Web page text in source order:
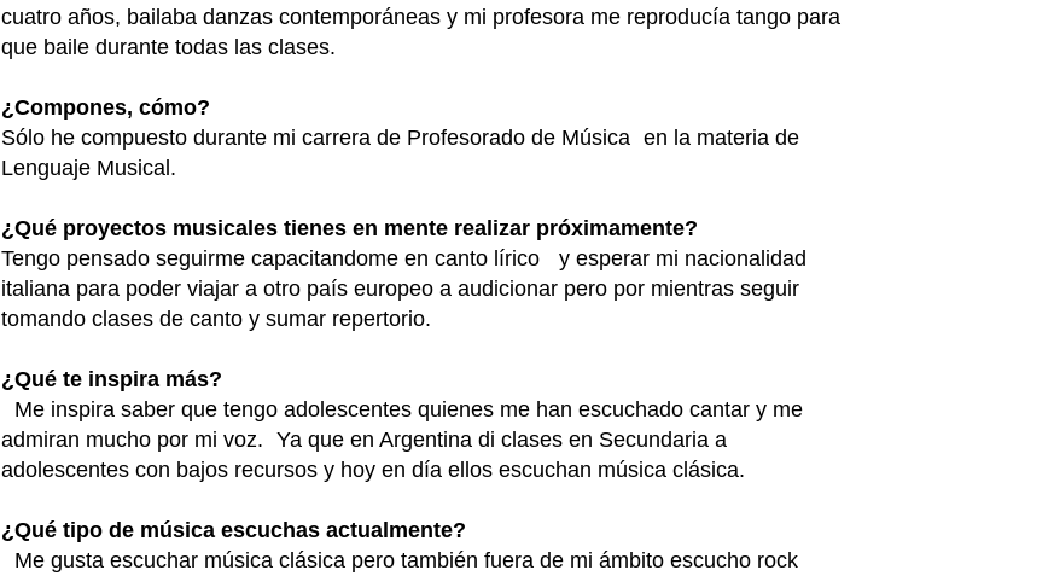
cuatro años, bailaba danzas contemporáneas y mi profesora me reproducía tango para
que baile durante todas las clases.
¿Compones, cómo?
Sólo he compuesto durante mi carrera de Profesorado de Música en la materia de
Lenguaje Musical.
¿Qué proyectos musicales tienes en mente realizar próximamente?
Tengo pensado seguirme capacitandome en canto lírico y esperar mi nacionalidad
italiana para poder viajar a otro país europeo a audicionar pero por mientras seguir
tomando clases de canto y sumar repertorio.
¿Qué te inspira más?
Me inspira saber que tengo adolescentes quienes me han escuchado cantar y me
admiran mucho por mi voz. Ya que en Argentina di clases en Secundaria a
adolescentes con bajos recursos y hoy en día ellos escuchan música clásica.
¿Qué tipo de música escuchas actualmente?
Me gusta escuchar música clásica pero también fuera de mi ámbito escucho rock